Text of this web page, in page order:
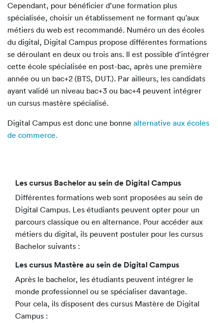
Cependant, pour bénéficier d’une formation plus
spécialisée, choisir un établissement ne formant qu’aux
métiers du web est recommandé. Numéro un des écoles
du digital, Digital Campus propose différentes formations
se déroulant en deux ou trois ans. Il est possible d’intégrer
cette école spécialisée en post-bac, après une première
année ou un bac+2 (BTS, DUT.). Par ailleurs, les candidats
ayant validé un niveau bac+3 ou bac+4 peuvent intégrer
un cursus mastère spécialisé.
Digital Campus est donc une bonne alternative aux écoles
de commerce.
Les cursus Bachelor au sein de Digital Campus
Différentes formations web sont proposées au sein de
Digital Campus. Les étudiants peuvent opter pour un
parcours classique ou en alternance. Pour accéder aux
métiers du digital, ils peuvent postuler pour les cursus
Bachelor suivants :
Les cursus Mastère au sein de Digital Campus
Après le bachelor, les étudiants peuvent intégrer le
monde professionnel ou se spécialiser davantage.
Pour cela, ils disposent des cursus Mastère de Digital
Campus :